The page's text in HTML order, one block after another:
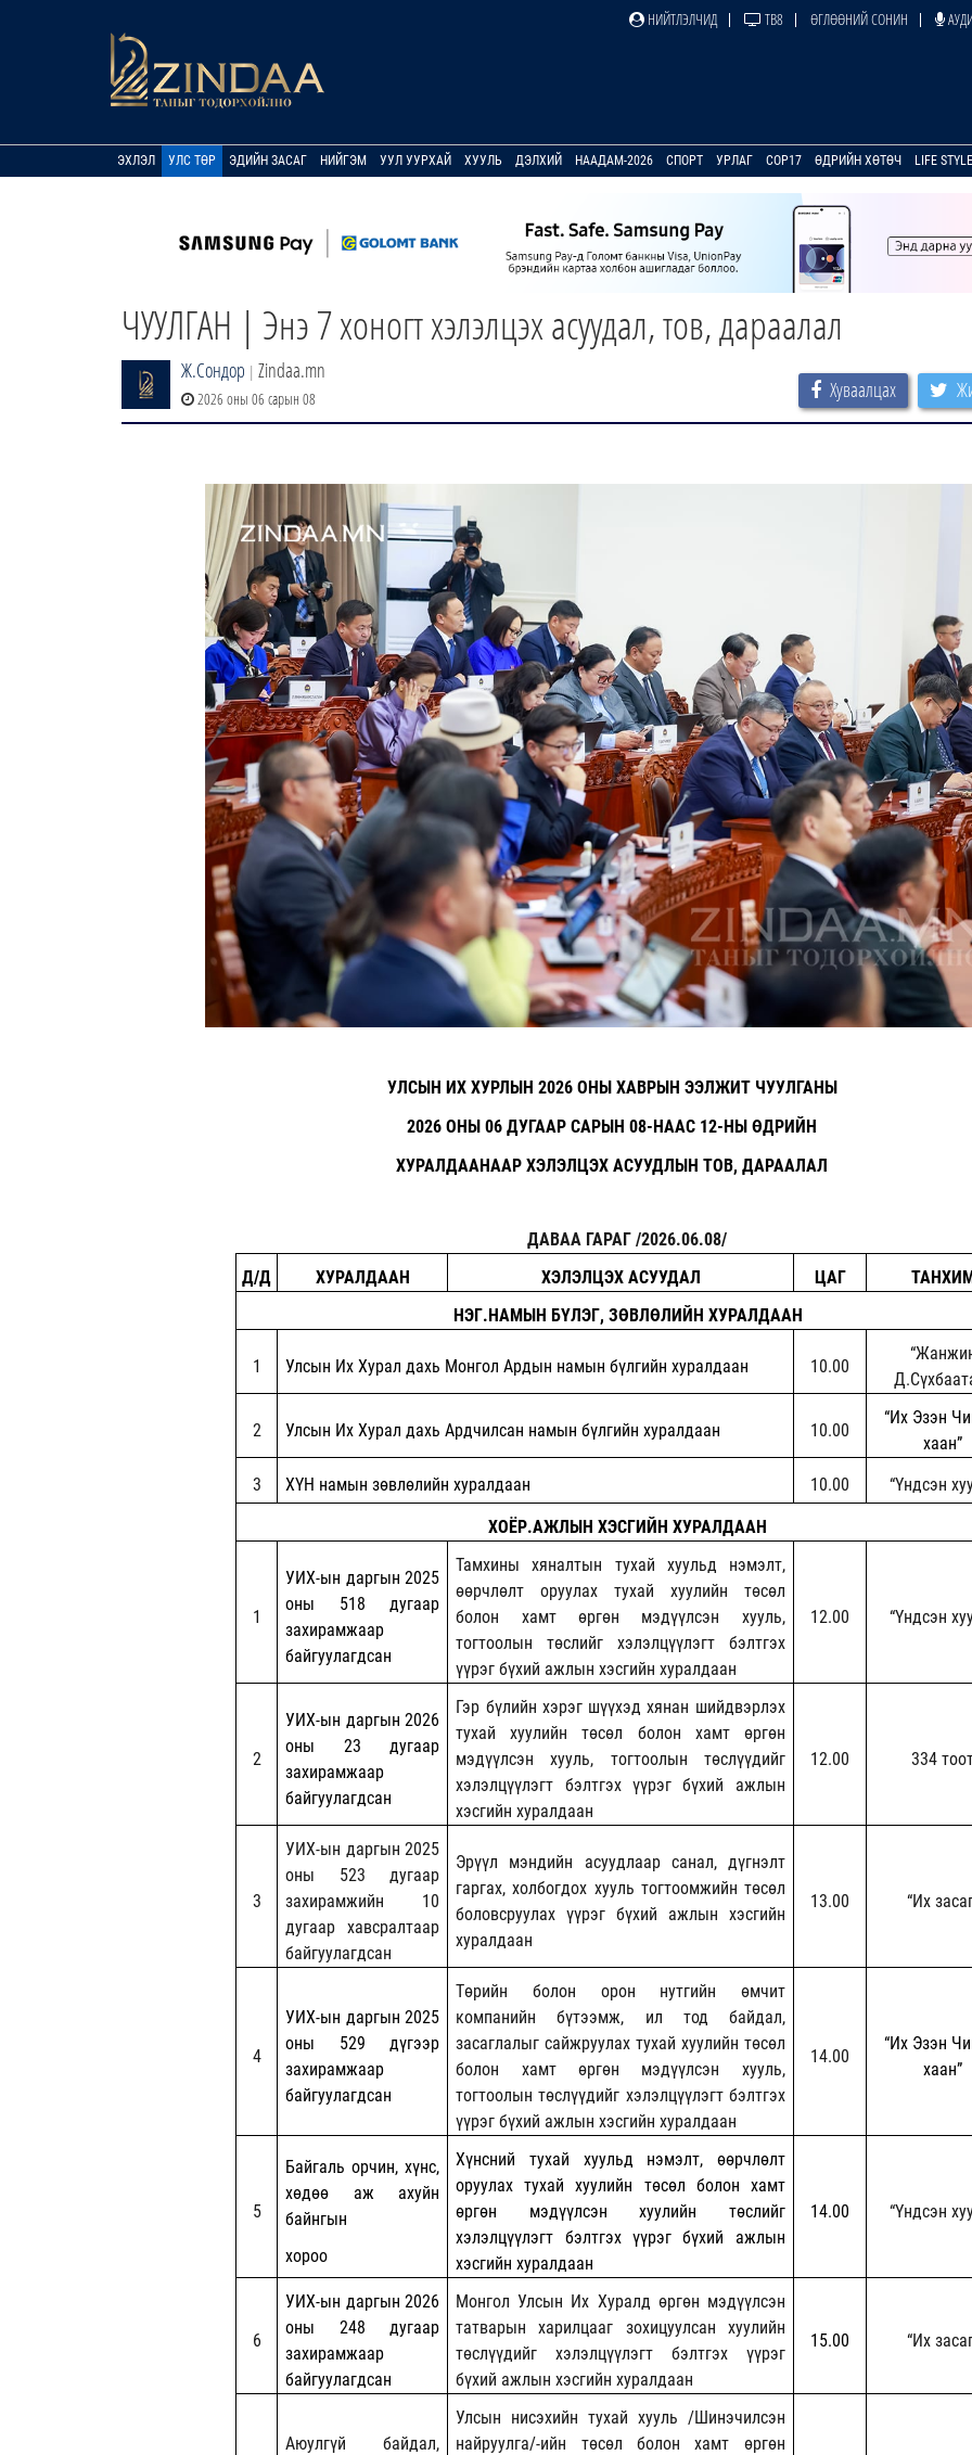
НИЙТЛЭЛЧИД ТВ8 ӨГЛӨӨНИЙ СОНИН
ЭХЛЭЛ УЛС ТӨР ЭДИЙН ЗАСАГ НИЙГЭМ УУЛ УУРХАЙ ХУУЛЬ ДЭЛХИЙ НААДАМ-2026 СПОРТ УРЛАГ COP17 ӨДРИЙН ХӨТӨЧ LIFE STYLE
ЧУУЛГАН | Энэ 7 хоногт хэлэлцэх асуудал, тов, дараалал
Ж.Сондор | Zindaa.mn
2026 оны 06 сарын 08 Хуваалцах
УЛСЫН ИХ ХУРЛЫН 2026 ОНЫ ХАВРЫН ЭЭЛЖИТ ЧУУЛГАНЫ
2026 ОНЫ 06 ДУГААР САРЫН 08-НААС 12-НЫ ӨДРИЙН
ХУРАЛДААНААР ХЭЛЭЛЦЭХ АСУУДЛЫН ТОВ, ДАРААЛАЛ
ДАВАА ГАРАГ /2026.06.08/
Д/Д
ХУРАЛДААН ХЭЛЭЛЦЭХ АСУУДАЛ ЦАГ
НЭГ.НАМЫН БҮЛЭГ, ЗӨВЛӨЛИЙН ХУРАЛДААН
1 Улсын Их Хурал дахь Монгол Ардын намын бүлгийн хуралдаан 10.00
2 Улсын Их Хурал дахь Ардчилсан намын бүлгийн хуралдаан 10.00
“Их Эзэн
хаан”
3
ХҮН намын зөвлөлийн хуралдаан 10.00 “Үндсэн
ХОЁР.АЖЛЫН ХЭСГИЙН ХУРАЛДААН
1
УИХ-ын даргын 2025
оны 518 дугаар
захирамжаар
байгуулагдсан
Тамхины хяналтын тухай хуульд нэмэлт,
өөрчлөлт оруулах тухай хуулийн төсөл
болон хамт өргөн мэдүүлсэн хууль,
тогтоолын төслийг хэлэлцүүлэгт бэлтгэх
үүрэг бүхий ажлын хэсгийн хуралдаан
12.00 “Үндсэн
2
УИХ-ын даргын 2026
оны 23 дугаар
захирамжаар
байгуулагдсан
Гэр бүлийн хэрэг шүүхэд хянан шийдвэрлэх
тухай хуулийн төсөл болон хамт өргөн
мэдүүлсэн хууль, тогтоолын төслүүдийг
хэлэлцүүлэгт бэлтгэх үүрэг бүхий ажлын
хэсгийн хуралдаан
12.00 334
3
УИХ-ын даргын 2025
оны 523 дугаар
захирамжийн 10
дугаар хавсралтаар
байгуулагдсан
Эрүүл мэндийн асуудлаар санал, дүгнэлт
гаргах, холбогдох хууль тогтоомжийн төсөл
боловсруулах үүрэг бүхий ажлын хэсгийн
хуралдаан
13.00 “Их
4
УИХ-ын даргын 2025
оны 529 дүгээр
захирамжаар
байгуулагдсан
Төрийн болон орон нутгийн өмчит
компанийн бүтээмж, ил тод байдал,
засаглалыг сайжруулах тухай хуулийн төсөл
болон хамт өргөн мэдүүлсэн хууль,
тогтоолын төслүүдийг хэлэлцүүлэгт бэлтгэх
үүрэг бүхий ажлын хэсгийн хуралдаан
14.00
“Их Эзэн
хаан”
5
Байгаль орчин, хүнс,
хөдөө аж ахуйн
байнгын
хороо
Хүнсний тухай хуульд нэмэлт, өөрчлөлт
оруулах тухай хуулийн төсөл болон хамт
өргөн мэдүүлсэн хуулийн төслийг
хэлэлцүүлэгт бэлтгэх үүрэг бүхий ажлын
хэсгийн хуралдаан
14.00 “Үндсэн
6
УИХ-ын даргын 2026
оны 248 дугаар
захирамжаар
байгуулагдсан
Монгол Улсын Их Хуралд өргөн мэдүүлсэн
татварын харилцааг зохицуулсан хуулийн
төслүүдийг хэлэлцүүлэгт бэлтгэх үүрэг
бүхий ажлын хэсгийн хуралдаан
15.00 “Их
Аюулгүй байдал,
Улсын нисэхийн тухай хууль /Шинэчилсэн
найруулга/-ийн төсөл болон хамт өргөн